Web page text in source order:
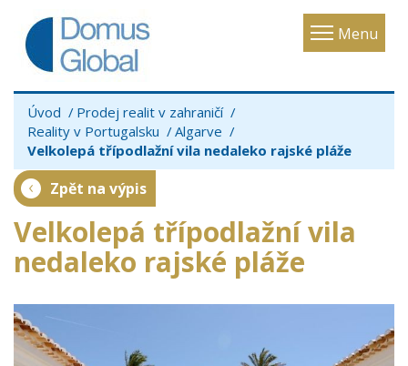
Menu
Toggle
Úvod
Prodej realit v zahraničí
Reality v Portugalsku
Algarve
Velkolepá třípodlažní vila nedaleko rajské pláže
Zpět na výpis
Velkolepá třípodlažní vila
nedaleko rajské pláže